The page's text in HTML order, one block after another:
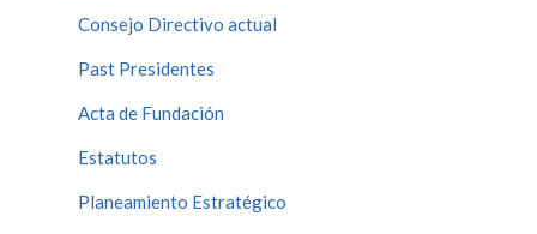
Consejo Directivo actual
Past Presidentes
Acta de Fundación
Estatutos
Planeamiento Estratégico